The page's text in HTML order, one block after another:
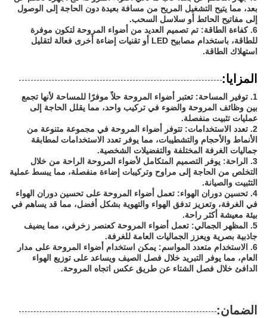
بعد، مما يتيح التشغيل المريح من مسافة بعيدة دون الحاجة إلى الوصول
إلى مفاتيح الحائط أو سلاسل السحب.
6. كفاءة الطاقة: تم تصميم العديد من أضواء المروحة لتكون موفرة
للطاقة، باستخدام مصابيح LED أو تقنيات إضاءة أخرى فعالة لتقليل
استهلاك الطاقة.
المزايا:
1. توفير المساحة: تعتبر أضواء المروحة حلاً موفرًا للمساحة لأنها تجمع
بين وظائف المروحة والضوء في تركيب واحد، مما يقلل الحاجة إلى
عمليات تثبيت منفصلة.
2. تعدد الاستخدامات: تتوفر أضواء المروحة في مجموعة متنوعة من
الأنماط والأحجام والتشطيبات، مما يوفر تعدد الاستخدامات لمطابقة
جماليات الغرفة المختلفة والتفضيلات الشخصية.
3. الراحة: يوفر التصميم المتكامل لأضواء المروحة الراحة من خلال
التخلص من الحاجة إلى مراوح وتركيبات إضاءة منفصلة، مما يبسط عملية
التثبيت والصيانة.
4. تحسين دوران الهواء: تعمل أضواء المروحة على تحسين دوران الهواء
في الغرفة، وتعزيز تدفق الهواء والتهوية بشكل أفضل، مما قد يساهم في
بيئة معيشة أكثر راحة.
5. المظهر الجمالي: تعمل أضواء المروحة كعنصر زخرفي، مما يضيف
جاذبية بصرية ويعزز الجماليات العامة للغرفة.
6. الاستخدام متعدد المواسم: يمكن استخدام أضواء المروحة على مدار
العام، مما يوفر التبريد خلال فصل الصيف ويساعد على توزيع الهواء
الدافئ خلال فصل الشتاء عن طريق عكس اتجاه المروحة.
الضمان: